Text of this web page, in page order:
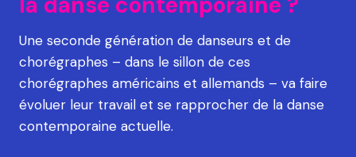
Une seconde génération de danseurs et de
chorégraphes – dans le sillon de ces
chorégraphes américains et allemands – va faire
évoluer leur travail et se rapprocher de la danse
contemporaine actuelle.